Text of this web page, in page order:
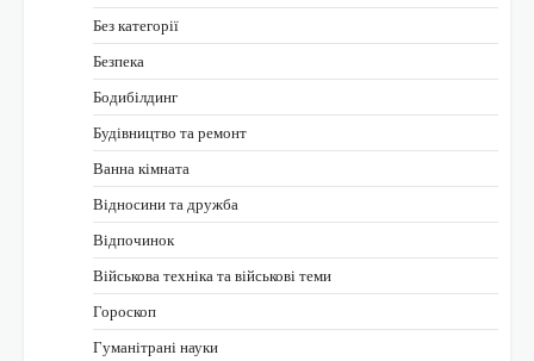
Без категорії
Безпека
Бодибілдинг
Будівництво та ремонт
Ванна кімната
Відносини та дружба
Відпочинок
Військова техніка та військові теми
Гороскоп
Гуманітрані науки